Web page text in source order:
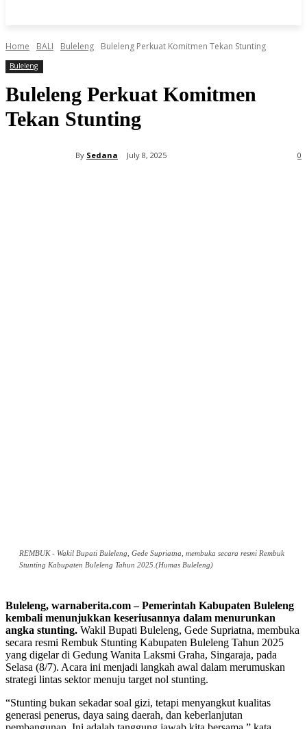
Home BALI Buleleng Buleleng Perkuat Komitmen Tekan Stunting
Buleleng
Buleleng Perkuat Komitmen
Tekan Stunting
By Sedana July 8, 2025 0
REMBUK - Wakil Bupati Buleleng, Gede Supriatna, membuka secara resmi Rembuk
Stunting Kabupaten Buleleng Tahun 2025.(Humas Buleleng)
Buleleng, warnaberita.com – Pemerintah Kabupaten Buleleng
kembali menunjukkan keseriusannya dalam menurunkan
angka stunting. Wakil Bupati Buleleng, Gede Supriatna, membuka
secara resmi Rembuk Stunting Kabupaten Buleleng Tahun 2025
yang digelar di Gedung Wanita Laksmi Graha, Singaraja, pada
Selasa (8/7). Acara ini menjadi langkah awal dalam merumuskan
strategi lintas sektor menuju target nol stunting.
“Stunting bukan sekadar soal gizi, tetapi menyangkut kualitas
generasi penerus, daya saing daerah, dan keberlanjutan